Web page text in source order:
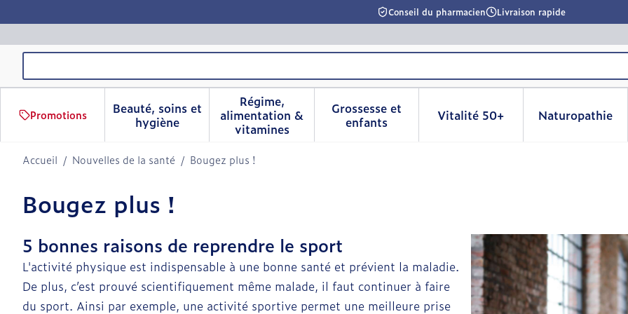
Conseil du pharmacien Livraison rapide
Promotions
Beauté, soins et
hygièneAfficher le sous-menu pour la catégorie Beauté, soins et hygiène
Régime,
alimentation &
vitaminesAfficher le sous-menu pour la catégorie Régime, alimentation &
Grossesse et
enfantsAfficher le sous-menu pour la catégorie
Vitalité 50+Afficher le sous-menu pour
Naturopathie
Afficher
Accueil / Nouvelles de la santé / Bougez plus !
Bougez plus !
5 bonnes raisons de reprendre le sport
L'activité physique est indispensable à une bonne santé et prévient la maladie.
De plus, c’est prouvé scientifiquement même malade, il faut continuer à faire
du sport. Ainsi par exemple, une activité sportive permet une meilleure prise